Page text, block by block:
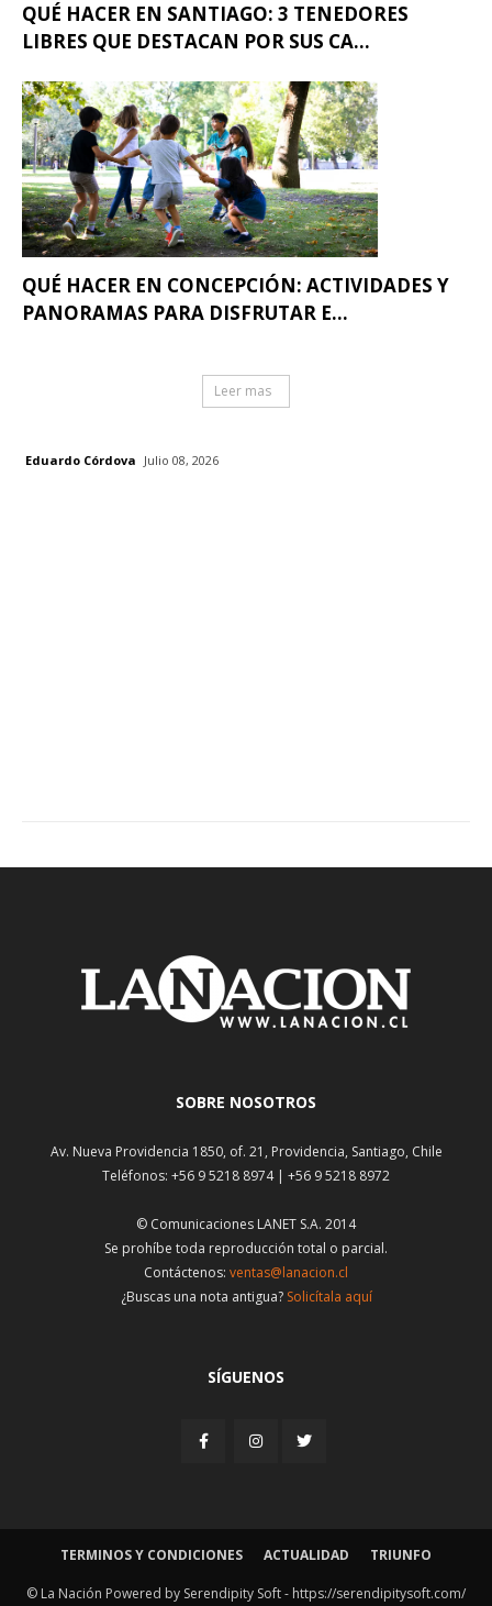
QUÉ HACER EN SANTIAGO: 3 TENEDORES
LIBRES QUE DESTACAN POR SUS CA...
QUÉ HACER EN CONCEPCIÓN: ACTIVIDADES Y
PANORAMAS PARA DISFRUTAR E...
Leer mas
Eduardo Córdova Julio 08, 2026
SOBRE NOSOTROS
Av. Nueva Providencia 1850, of. 21, Providencia, Santiago, Chile
Teléfonos: +56 9 5218 8974 | +56 9 5218 8972
© Comunicaciones LANET S.A. 2014
Se prohíbe toda reproducción total o parcial.
Contáctenos: ventas@lanacion.cl
¿Buscas una nota antigua? Solicítala aquí
SÍGUENOS
TERMINOS Y CONDICIONES ACTUALIDAD TRIUNFO
© La Nación Powered by Serendipity Soft - https://serendipitysoft.com/